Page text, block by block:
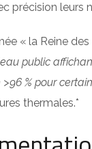
précision leurs
« la Reine
public
% pour
thermales.*